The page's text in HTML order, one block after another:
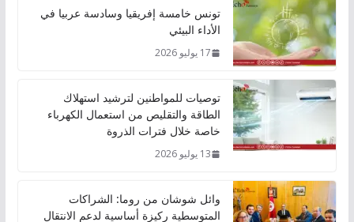
تونس خامسة إفريقيا وسادسة عربيا في
الأداء البيئي
17 يوليو 2026
توصيات للمواطنين لترشيد استهلاك
الطاقة والتقليص من استعمال الكهرباء
خاصة خلال فترات الذروة
13 يوليو 2026
وائل شوشان من روما: الشراكات
المتوسطية ركيزة أساسية لدعم الانتقال